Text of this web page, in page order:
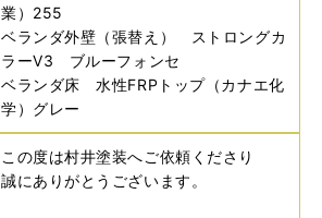
業）255
ベランダ外壁（張替え） ストロングカ
ラーV3 ブルーフォンセ
ベランダ床 水性FRPトップ（カナエ化
学）グレー
この度は村井塗装へご依頼くださり
誠にありがとうございます。